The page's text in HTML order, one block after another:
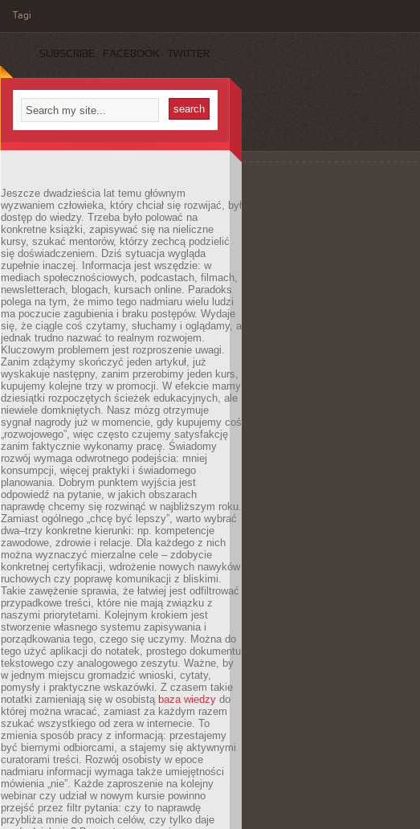
Tagi
SUBSCRIBE FACEBOOK TWITTER
Jeszcze dwadzieścia lat temu głównym
wyzwaniem człowieka, który chciał się rozwijać, był
dostęp do wiedzy. Trzeba było polować na
konkretne książki, zapisywać się na nieliczne
kursy, szukać mentorów, którzy zechcą podzielić
się doświadczeniem. Dziś sytuacja wygląda
zupełnie inaczej. Informacja jest wszędzie: w
mediach społecznościowych, podcastach, filmach,
newsletterach, blogach, kursach online. Paradoks
polega na tym, że mimo tego nadmiaru wielu ludzi
ma poczucie zagubienia i braku postępów. Wydaje
się, że ciągle coś czytamy, słuchamy i oglądamy, a
jednak trudno nazwać to realnym rozwojem.
Kluczowym problemem jest rozproszenie uwagi.
Zanim zdążymy skończyć jeden artykuł, już
wyskakuje następny, zanim przerobimy jeden kurs,
kupujemy kolejne trzy w promocji. W efekcie mamy
dziesiątki rozpoczętych ścieżek edukacyjnych, ale
niewiele domkniętych. Nasz mózg otrzymuje
sygnał nagrody już w momencie, gdy kupujemy coś
„rozwojowego”, więc często czujemy satysfakcję
zanim faktycznie wykonamy pracę. Świadomy
rozwój wymaga odwrotnego podejścia: mniej
konsumpcji, więcej praktyki i świadomego
planowania. Dobrym punktem wyjścia jest
odpowiedź na pytanie, w jakich obszarach
naprawdę chcemy się rozwinąć w najbliższym roku.
Zamiast ogólnego „chcę być lepszy”, warto wybrać
dwa–trzy konkretne kierunki: np. kompetencje
zawodowe, zdrowie i relacje. Dla każdego z nich
można wyznaczyć mierzalne cele – zdobycie
konkretnej certyfikacji, wdrożenie nowych nawyków
ruchowych czy poprawę komunikacji z bliskimi.
Takie zawężenie sprawia, że łatwiej jest odfiltrować
przypadkowe treści, które nie mają związku z
naszymi priorytetami. Kolejnym krokiem jest
stworzenie własnego systemu zapisywania i
porządkowania tego, czego się uczymy. Można do
tego użyć aplikacji do notatek, prostego dokumentu
tekstowego czy analogowego zeszytu. Ważne, by
w jednym miejscu gromadzić wnioski, cytaty,
pomysły i praktyczne wskazówki. Z czasem takie
notatki zamieniają się w osobistą baza wiedzy do
której można wracać, zamiast za każdym razem
szukać wszystkiego od zera w internecie. To
zmienia sposób pracy z informacją: przestajemy
być biernymi odbiorcami, a stajemy się aktywnymi
curatorami treści. Rozwój osobisty w epoce
nadmiaru informacji wymaga także umiejętności
mówienia „nie”. Każde zaproszenie na kolejny
webinar czy udział w nowym kursie powinno
przejść przez filtr pytania: czy to naprawdę
przybliża mnie do moich celów, czy tylko daje